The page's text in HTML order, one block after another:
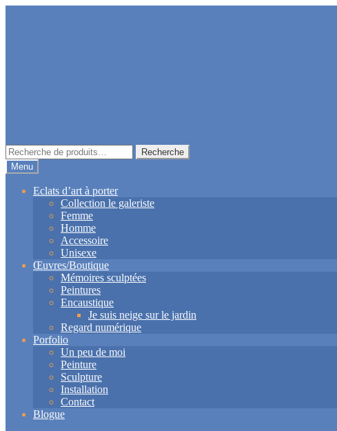
Recherche
pour :
Recherche
Menu
Eclats d’art à porter
Collection le galeriste
Femme
Homme
Accessoire
Unisexe
Œuvres/Boutique
Mémoires sculptées
Peintures
Encaustique
Je suis neige sur le jardin
Regard numérique
Porfolio
Un peu de moi
Peinture
Sculpture
Installation
Contact
Blogue